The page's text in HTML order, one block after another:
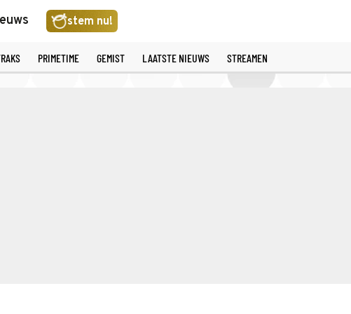
stem nu!
PRIMETIME GEMIST LAATSTE NIEUWS STREAMEN